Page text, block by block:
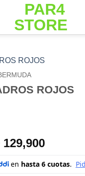
ROJOS
129,900El
actual